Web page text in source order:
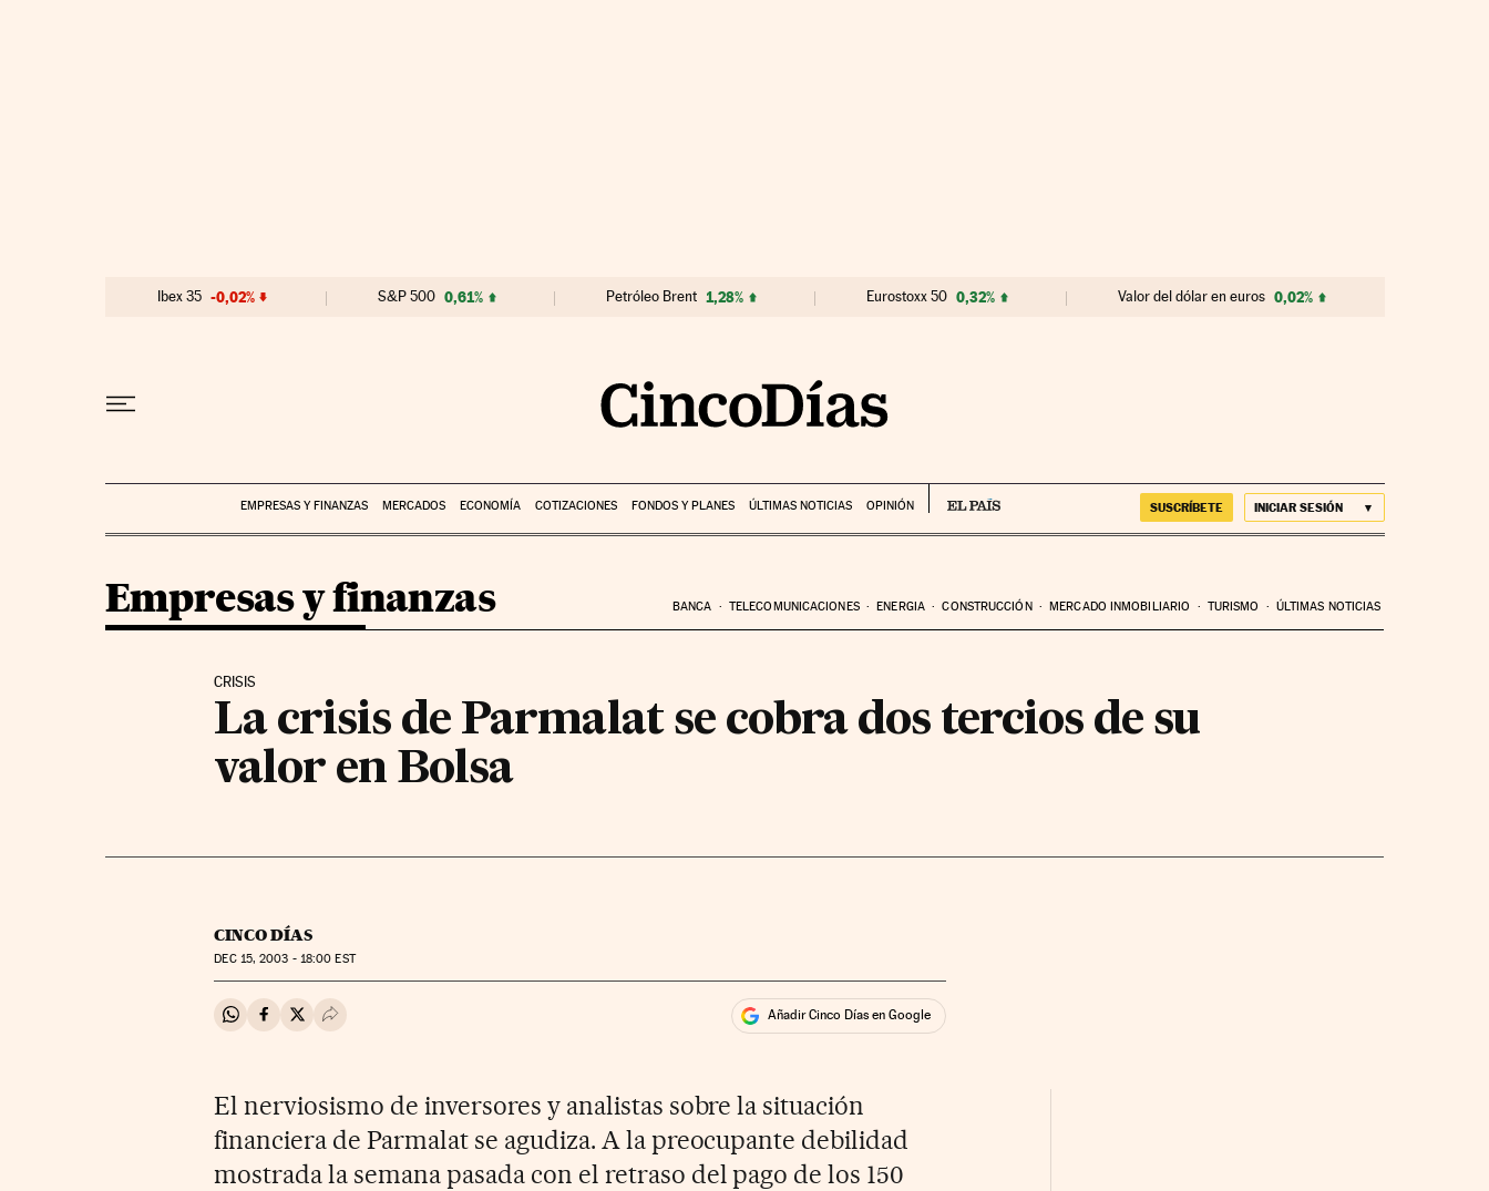
Ibex 35 -0,02% S&P 500 0,61% Petróleo Brent 1,28% Eurostoxx 50 0,32% Valor del dólar en euros 0,02%
EMPRESAS Y FINANZAS MERCADOS ECONOMÍA COTIZACIONES FONDOS Y PLANES ÚLTIMAS NOTICIAS OPINIÓN SUSCRÍBETE INICIAR SESIÓN
Empresas y finanzas BANCA TELECOMUNICACIONES ENERGIA CONSTRUCCIÓN MERCADO INMOBILIARIO TURISMO ÚLTIMAS NOTICIAS
CRISIS
La crisis de Parmalat se cobra dos tercios de su
valor en Bolsa
CINCO DÍAS
DEC15, 2003 - 18:00 EST
Compartir en Whatsapp
Compartir en Facebook
Compartir en Twitter
Desplegar Redes Sociales Añadir Cinco Días en Google
El nerviosismo de inversores y analistas sobre la situación
financiera de Parmalat se agudiza. A la preocupante debilidad
mostrada la semana pasada con el retraso del pago de los 150